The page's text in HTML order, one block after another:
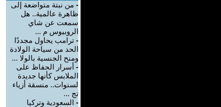
- من نبتة متواضعة إلى
ظاهرة عالمية.. هل
سمعت عن شاي
الروبيوس م ...
- ترامب يحاول مجددًا
الحد من سياحة الولادة
ومنح الجنسية بالولا ...
- أسرار الحفاظ على
الملابس كأنها جديدة
لسنوات.. منسقة أزياء
تج ...
- السعودية وتركيا